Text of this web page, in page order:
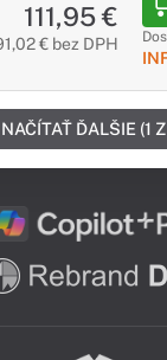
111,95 €
€ bez DPH
NAČÍTAŤ ĎALŠIE (1